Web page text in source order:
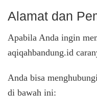
Alamat dan
Apabila Anda ingin
aqiqahbandung.id
Anda bisa
di bawah ini: